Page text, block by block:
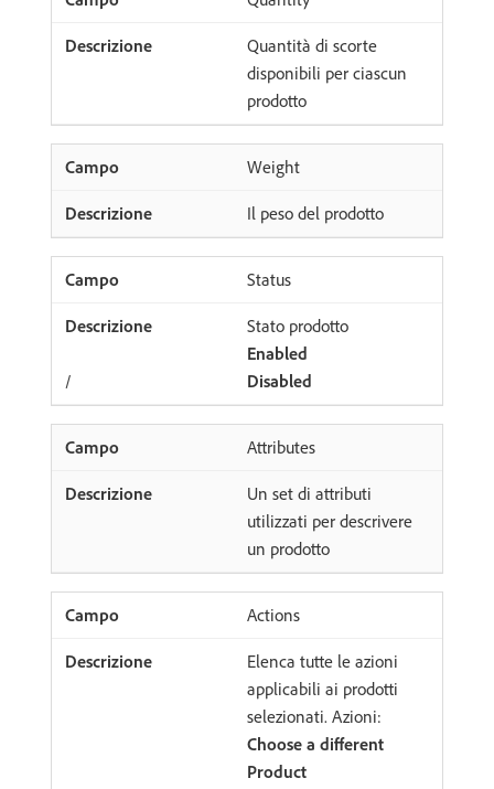
Quantità di scorte
disponibili per ciascun
prodotto
Weight
Il peso del prodotto
Status
Stato prodotto
Enabled
/
Disabled
Attributes
Un set di attributi
utilizzati per descrivere
un prodotto
Actions
Elenca tutte le azioni
applicabili ai prodotti
selezionati. Azioni:
Choose a different
Product